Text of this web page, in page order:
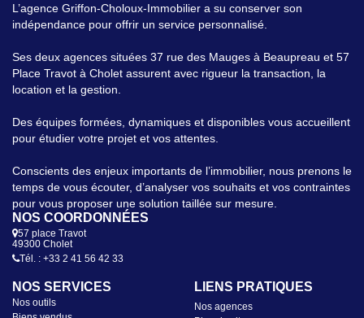
L’agence Griffon-Choloux-Immobilier a su conserver son
indépendance pour offrir un service personnalisé.
Ses deux agences situées 37 rue des Mauges à Beaupreau et 57
Place Travot à Cholet assurent avec rigueur la transaction, la
location et la gestion.
Des équipes formées, dynamiques et disponibles vous accueillent
pour étudier votre projet et vos attentes.
Conscients des enjeux importants de l’immobilier, nous prenons le
temps de vous écouter, d’analyser vos souhaits et vos contraintes
pour vous proposer une solution taillée sur mesure.
NOS COORDONNÉES
57 place Travot
49300 Cholet
Tél. : +33 2 41 56 42 33
NOS SERVICES
Nos outils
LIENS PRATIQUES
Nos agences